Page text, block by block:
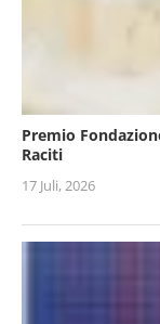
Premio
Raciti
17 Juli, 2026